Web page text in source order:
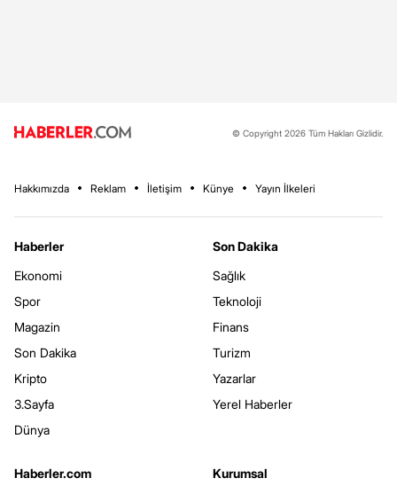
© Copyright 2026 Tüm Hakları Gizlidir.
Hakkımızda Reklam İletişim Künye Yayın İlkeleri
Haberler
Ekonomi
Spor
Magazin
Son Dakika
Kripto
3.Sayfa
Dünya
Son Dakika
Sağlık
Teknoloji
Finans
Turizm
Yazarlar
Yerel Haberler
Haberler.com
Kurumsal